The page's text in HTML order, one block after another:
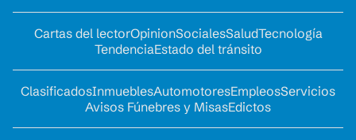
Cartas del lectorOpinionSocialesSaludTecnología
TendenciaEstado del tránsito
ClasificadosInmueblesAutomotoresEmpleosServicios
Avisos Fúnebres y MisasEdictos